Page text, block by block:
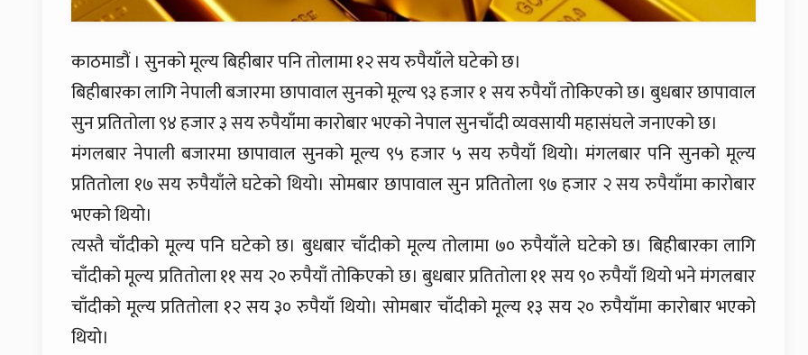
काठमाडौं । सुनको मूल्य बिहीबार पनि तोलामा १२ सय रुपैयाँले घटेको छ।
बिहीबारका लागि नेपाली बजारमा छापावाल सुनको मूल्य ९३ हजार १ सय रुपैयाँ तोकिएको छ। बुधबार छापावाल
सुन प्रतितोला ९४ हजार ३ सय रुपैयाँमा कारोबार भएको नेपाल सुनचाँदी व्यवसायी महासंघले जनाएको छ।
मंगलबार नेपाली बजारमा छापावाल सुनको मूल्य ९५ हजार ५ सय रुपैयाँ थियो। मंगलबार पनि सुनको मूल्य
प्रतितोला १७ सय रुपैयाँले घटेको थियो। सोमबार छापावाल सुन प्रतितोला ९७ हजार २ सय रुपैयाँमा कारोबार
भएको थियो।
त्यस्तै चाँदीको मूल्य पनि घटेको छ। बुधबार चाँदीको मूल्य तोलामा ७० रुपैयाँले घटेको छ। बिहीबारका लागि
चाँदीको मूल्य प्रतितोला ११ सय २० रुपैयाँ तोकिएको छ। बुधबार प्रतितोला ११ सय ९० रुपैयाँ थियो भने मंगलबार
चाँदीको मूल्य प्रतितोला १२ सय ३० रुपैयाँ थियो। सोमबार चाँदीको मूल्य १३ सय २० रुपैयाँमा कारोबार भएको
थियो।